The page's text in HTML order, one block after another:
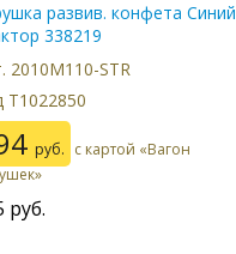
развив. конфета Синий
338219
2010M110-STR
Т1022850
руб. с картой «Вагон
руб.